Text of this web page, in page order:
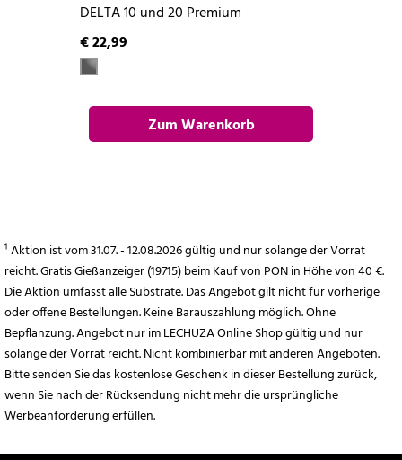
DELTA 10 und 20 Premium
€ 22,99
Zum Warenkorb
¹ Aktion ist vom 31.07. - 12.08.2026 gültig und nur solange der Vorrat
reicht. Gratis Gießanzeiger (19715) beim Kauf von PON in Höhe von 40 €.
Die Aktion umfasst alle Substrate. Das Angebot gilt nicht für vorherige
oder offene Bestellungen. Keine Barauszahlung möglich. Ohne
Bepflanzung. Angebot nur im LECHUZA Online Shop gültig und nur
solange der Vorrat reicht. Nicht kombinierbar mit anderen Angeboten.
Bitte senden Sie das kostenlose Geschenk in dieser Bestellung zurück,
wenn Sie nach der Rücksendung nicht mehr die ursprüngliche
Werbeanforderung erfüllen.